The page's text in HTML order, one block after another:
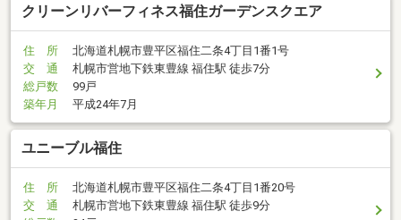
クリーンリバーフィネス福住ガーデンスクエア
住 所
北海道札幌市豊平区福住二条4丁目1番1号
交 通
札幌市営地下鉄東豊線 福住駅 徒歩7分
総戸数
99戸
築年月
平成24年7月
ユニーブル福住
住 所
北海道札幌市豊平区福住二条4丁目1番20号
交 通
札幌市営地下鉄東豊線 福住駅 徒歩9分